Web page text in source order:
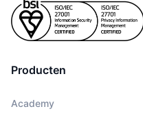
Producten
Academy